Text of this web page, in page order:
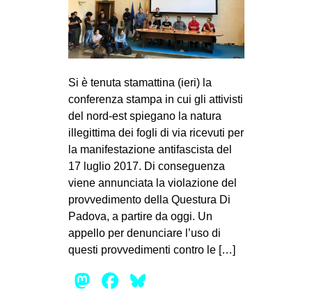
MUSICA
RECENSIONI
INTERNAZIONALE
AFRICA
AMERICHE
ESTREMO ORIENTE
EUROPA
MEDIO ORIENTE
MONDO
EVENTI
Si è tenuta stamattina (ieri) la
conferenza stampa in cui gli attivisti
del nord-est spiegano la natura
illegittima dei fogli di via ricevuti per
la manifestazione antifascista del
17 luglio 2017. Di conseguenza
viene annunciata la violazione del
provvedimento della Questura Di
Padova, a partire da oggi. Un
appello per denunciare l’uso di
questi provvedimenti contro le […]
Mastodon
Facebook